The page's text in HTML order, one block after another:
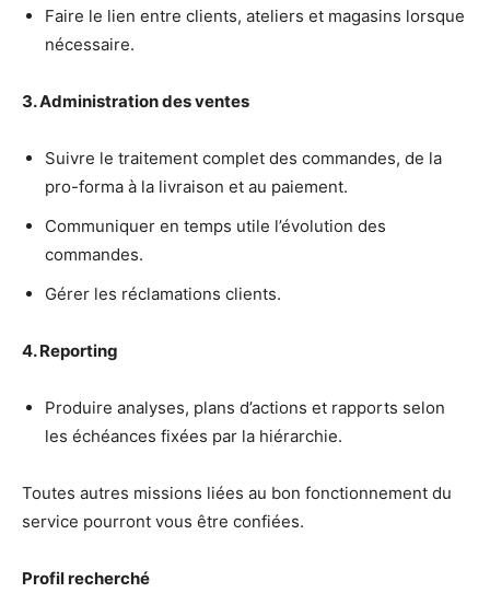
Faire le lien entre clients, ateliers et magasins lorsque
nécessaire.
3. Administration des ventes
Suivre le traitement complet des commandes, de la
pro-forma à la livraison et au paiement.
Communiquer en temps utile l’évolution des
commandes.
Gérer les réclamations clients.
4. Reporting
Produire analyses, plans d’actions et rapports selon
les échéances fixées par la hiérarchie.
Toutes autres missions liées au bon fonctionnement du
service pourront vous être confiées.
Profil recherché